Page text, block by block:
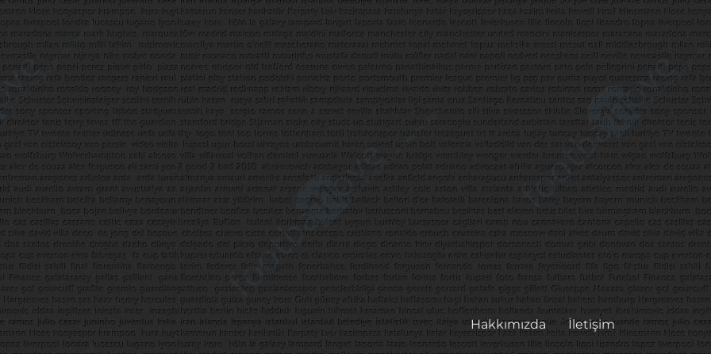
Hakkımızda İletişim